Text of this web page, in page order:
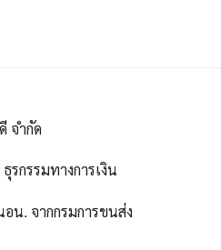
จำกัด
กรรมทางการเงิน
น. จากกรมการขนส่ง